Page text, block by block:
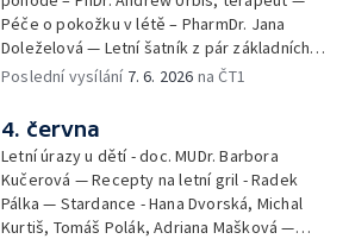
Péče o pokožku v létě – PharmDr. Jana
Doleželová — Letní šatník z pár základních
kousků – Luděk Šmehlík, stylista —
slavnosti – Jiří Krhut, hudebník — Vaření:
letní párty s přáteli – Pavla Pavelková —
Festival v ulicích – Petra Hradilová — Muzejní
noc
Poslední vysílání 7. 6. 2026 na ČT1
4. června
Letní úrazy u dětí - doc. MUDr. Barbora
Kučerová — Recepty na letní gril - Radek
Pálka — Stardance - Hana Dvorská, Michal
Kurtiš, Tomáš Polák, Adriana Mašková —